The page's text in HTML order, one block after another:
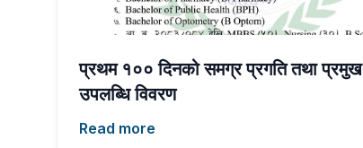
प्रथम १०० दिनको समग्र प्रगति तथा प्रमुख
उपलब्धि विवरण
Read more